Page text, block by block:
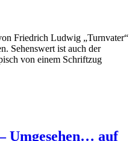
Friedrich Ludwig „Turnvater“
Sehenswert ist auch der
von einem Schriftzug
Umgesehen… auf